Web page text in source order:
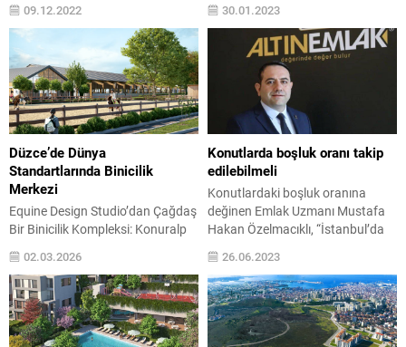
Residences’ın satış sürecini global
gayrimenkul yatırım şirketi Nevita
yürütecek. Galatasaray Spor
Kulübü Başkanı Dursun Aydın
Özbek, Leo Residences’ın kulübe
yakışan aslan gibi bir proje
olduğunu söyledi. Nevita Yönetim
Kurulu Başkanı Faruk Akbal ise,
Nevita’nın gücüyle projeyi
dünyaya en iyi şekilde
anlatacaklarını...
09.12.2022
Evim’’ kampanyası kapsamında
aylık 13 bin TL taksit avantajı ile
satışa sunuldu. Projedeki
konutların yarısının bir günde
satıldığı Nef Koruköy, çok yoğun
ilgi görüyor. Gayrimenkul
sektörünün yenilikçi markası Nef,
Çekmeköy’de geliştirdiği
Çamlıtepe ve Ormantepe
etaplarının ardından...
30.01.2023
Düzce’de Dünya
Standartlarında Binicilik
Merkezi
Equine Design Studio’dan Çağdaş
Bir Binicilik Kompleksi: Konuralp
Gazi 113 dönümlük alanda
hayata geçirilecek olan Konuralp
Gazi Binicilik Tesisi, her seviyeden
kullanıcıya hitap eden kurgusuyla
Düzce’yi uluslararası binicilik
organizasyonlarının yeni adresi
02.03.2026
Konutlarda boşluk oranı takip
edilebilmeli
Konutlardaki boşluk oranına
değinen Emlak Uzmanı Mustafa
Hakan Özelmacıklı, “İstanbul’da
toplamda 1 milyon 448 bin 341
yapı bulunuyor. Bu yapılarda ise
toplamda 6 milyon 384 bin 524
konut, 1 milyon 176 bin 474 adet
de işyeri niteliğinde bağımsız
bölümümüz var. Özellikle 2008
26.06.2023